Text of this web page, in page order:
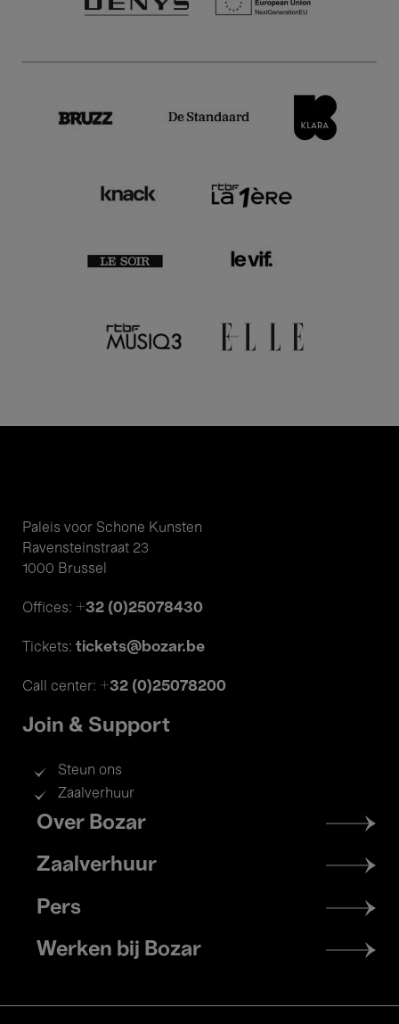
Paleis voor Schone Kunsten
Ravensteinstraat 23
1000 Brussel
Offices: +32 (0)25078430
Tickets: tickets@bozar.be
Call center: +32 (0)25078200
Join & Support
Steun ons
Zaalverhuur
Footer
menu
Over Bozar
Zaalverhuur
Pers
Werken bij Bozar